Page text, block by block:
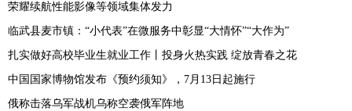
荣耀续航性能影像等领域集体发力
临武县麦市镇：“小代表”在微服务中彰显“大情怀”“大作为”
扎实做好高校毕业生就业工作丨投身火热实践 绽放青春之花
中国国家博物馆发布《预约须知》，7月13日起施行
俄称击落乌军战机乌称空袭俄军阵地